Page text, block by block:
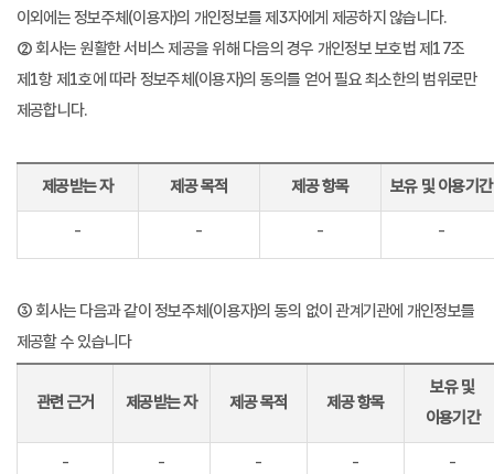
이외에는 정보주체(이용자)의 개인정보를 제3자에게 제공하지 않습니다.
② 회사는 원활한 서비스 제공을 위해 다음의 경우 개인정보 보호법 제17조
제1항 제1호에 따라 정보주체(이용자)의 동의를 얻어 필요 최소한의 범위로만
제공합니다.
제공받는 자 제공 목적 제공 항목 보유 및 이용기간
- - - -
③ 회사는 다음과 같이 정보주체(이용자)의 동의 없이 관계기관에 개인정보를
제공할 수 있습니다
관련 근거 제공받는 자 제공 목적 제공 항목
보유 및
이용기간
- - - - -